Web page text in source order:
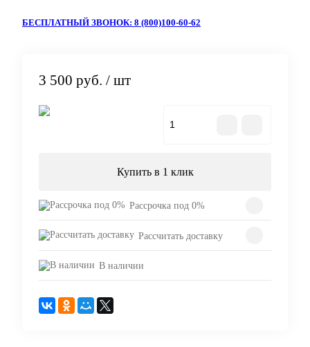
БЕСПЛАТНЫЙ ЗВОНОК: 8 (800)100-60-62
3 500 руб. / шт
Купить в 1 клик
Рассрочка под 0%
Рассчитать доставку
В наличии